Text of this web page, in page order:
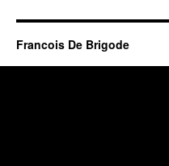
Francois De Brigode